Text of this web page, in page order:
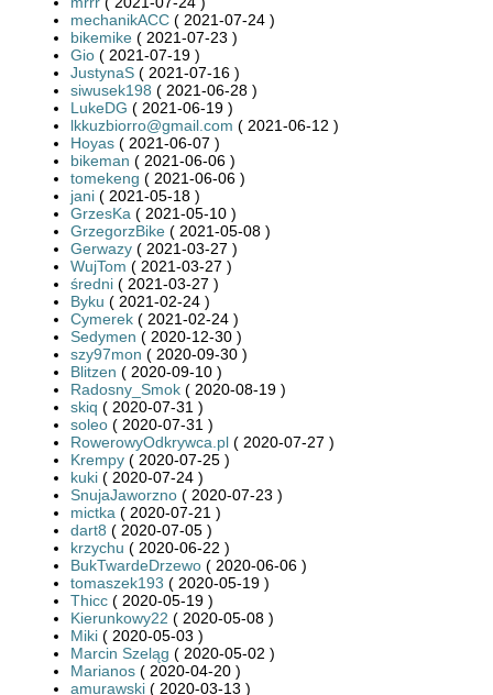
mechanikACC ( 2021-07-24 )
bikemike ( 2021-07-23 )
Gio ( 2021-07-19 )
JustynaS ( 2021-07-16 )
siwusek198 ( 2021-06-28 )
LukeDG ( 2021-06-19 )
lkkuzbiorro@gmail.com ( 2021-06-12 )
Hoyas ( 2021-06-07 )
bikeman ( 2021-06-06 )
tomekeng ( 2021-06-06 )
jani ( 2021-05-18 )
GrzesKa ( 2021-05-10 )
GrzegorzBike ( 2021-05-08 )
Gerwazy ( 2021-03-27 )
WujTom ( 2021-03-27 )
średni ( 2021-03-27 )
Byku ( 2021-02-24 )
Cymerek ( 2021-02-24 )
Sedymen ( 2020-12-30 )
szy97mon ( 2020-09-30 )
Blitzen ( 2020-09-10 )
Radosny_Smok ( 2020-08-19 )
skiq ( 2020-07-31 )
soleo ( 2020-07-31 )
RowerowyOdkrywca.pl ( 2020-07-27 )
Krempy ( 2020-07-25 )
kuki ( 2020-07-24 )
SnujaJaworzno ( 2020-07-23 )
mictka ( 2020-07-21 )
dart8 ( 2020-07-05 )
krzychu ( 2020-06-22 )
BukTwardeDrzewo ( 2020-06-06 )
tomaszek193 ( 2020-05-19 )
Thicc ( 2020-05-19 )
Kierunkowy22 ( 2020-05-08 )
Miki ( 2020-05-03 )
Marcin Szeląg ( 2020-05-02 )
Marianos ( 2020-04-20 )
amurawski ( 2020-03-13 )